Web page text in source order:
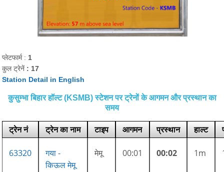
प्लेटफार्म : 1
कुल ट्रेनें : 17
Station Detail in English
कुसुम्भा बिहार हॉल्ट (KSMB) स्टेशन पर ट्रेनों के आगमन और प्रस्थान का
समय
ट्रेन नं ट्रेन का नाम टाइप आगमन प्रस्थान हाल्ट
63320
गया -
किऊल मेमू
मेमू 00:01 00:02 1m